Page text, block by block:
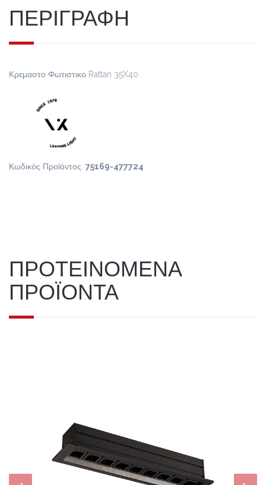
ΠΕΡΙΓΡΑΦΗ
Κρεμαστο Φωτιστικο Rattan 35X40
Κωδικός Προϊόντος: 75169-477724
ΠΡΟΤΕΙΝΟΜΕΝΑ
ΠΡΟΪΟΝΤΑ